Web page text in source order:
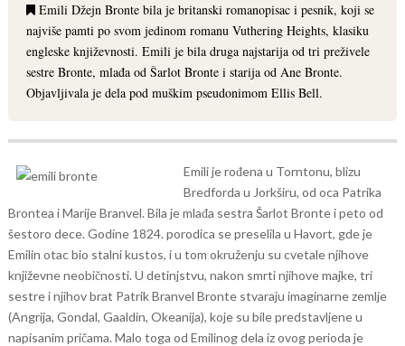
Emili Džejn Bronte bila je britanski romanopisac i pesnik, koji se
najviše pamti po svom jedinom romanu Vuthering Heights, klasiku
engleske književnosti. Emili je bila druga najstarija od tri preživele
sestre Bronte, mlađa od Šarlot Bronte i starija od Ane Bronte.
Objavljivala je dela pod muškim pseudonimom Ellis Bell.
Emili je rođena u Torntonu, blizu
Bredforda u Jorkširu, od oca Patrika
Brontea i Marije Branvel. Bila je mlađa sestra Šarlot Bronte i peto od
šestoro dece. Godine 1824. porodica se preselila u Havort, gde je
Emilin otac bio stalni kustos, i u tom okruženju su cvetale njihove
književne neobičnosti. U detinjstvu, nakon smrti njihove majke, tri
sestre i njihov brat Patrik Branvel Bronte stvaraju imaginarne zemlje
(Angrija, Gondal, Gaaldin, Okeanija), koje su bile predstavljene u
napisanim pričama. Malo toga od Emilinog dela iz ovog perioda je